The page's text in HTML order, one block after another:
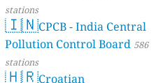
stations
🇮🇳CPCB - India Central
Pollution Control Board 586
stations
🇭🇷Croatian